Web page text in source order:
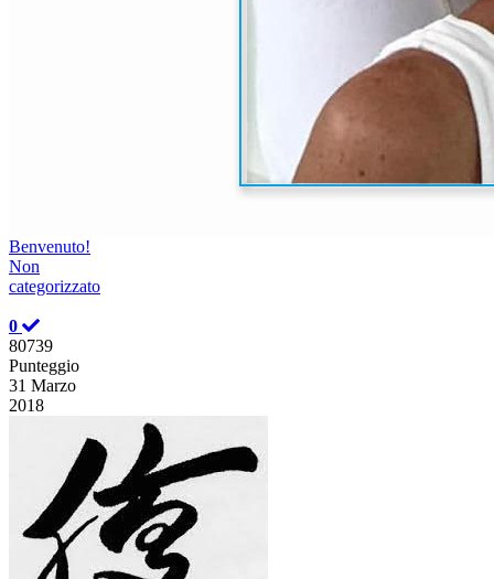
Benvenuto!
Non
categorizzato
0
80739
Punteggio
31 Marzo
2018